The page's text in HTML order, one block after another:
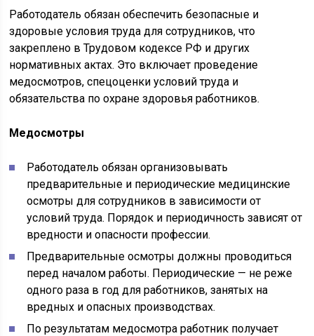
Работодатель обязан обеспечить безопасные и
здоровые условия труда для сотрудников, что
закреплено в Трудовом кодексе РФ и других
нормативных актах. Это включает проведение
медосмотров, спецоценки условий труда и
обязательства по охране здоровья работников.
Медосмотры
Работодатель обязан организовывать
предварительные и периодические медицинские
осмотры для сотрудников в зависимости от
условий труда. Порядок и периодичность зависят от
вредности и опасности профессии.
Предварительные осмотры должны проводиться
перед началом работы. Периодические — не реже
одного раза в год для работников, занятых на
вредных и опасных производствах.
По результатам медосмотра работник получает